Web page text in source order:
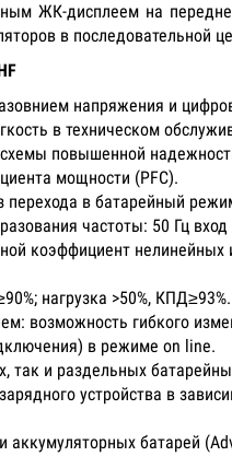
ЖК-дисплеем на
в последовательной
напряжения и
в техническом
повышенной
мощности (PFC).
в батарейный
частоты: 50 Гц
коэффициент
нагрузка >50%, КПД≥93%.
возможность гибкого
в режиме on line.
так и раздельных
устройства в
аккумуляторных батарей